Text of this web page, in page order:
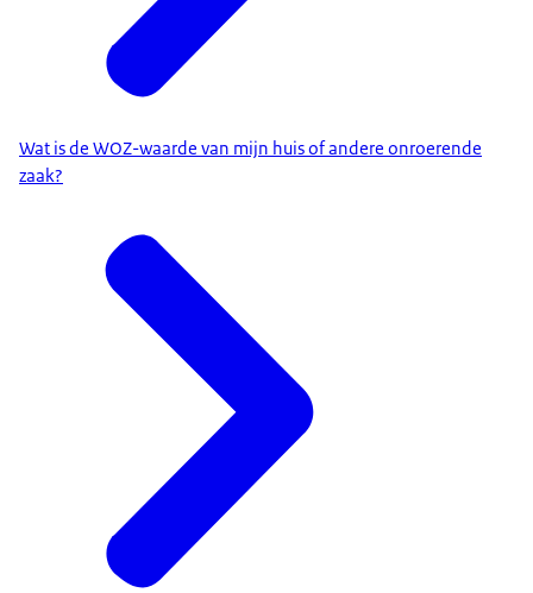
Wat is de WOZ-waarde van mijn huis of andere onroerende
zaak?